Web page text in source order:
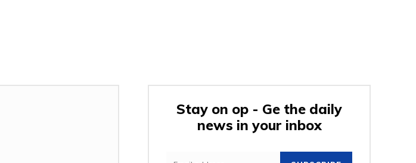
Stay on op - Ge the daily
news in your inbox